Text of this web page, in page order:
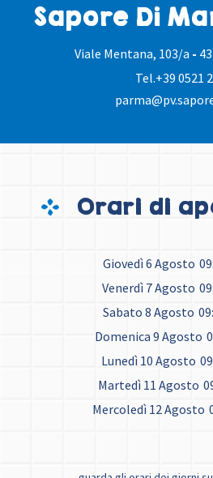
Sapore Di
Viale Mentana, 103/a -
Tel.+39 0521
Orari di
Giovedì 6 Agosto
Venerdì 7 Agosto
Sabato 8 Agosto
Domenica 9 Agosto
Lunedì 10 Agosto
Martedì 11 Agosto
Mercoledì 12 Agosto